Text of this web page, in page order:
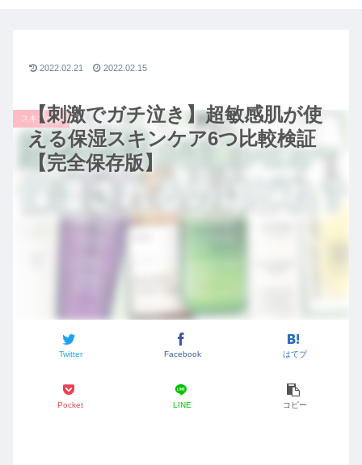
【刺激でガチ泣き】超敏感肌が使
える保湿スキンケア6つ比較検証
【完全保存版】
スキンケア
Twitter Facebook はてブ
Pocket LINE コピー
2022.02.21 2022.02.15